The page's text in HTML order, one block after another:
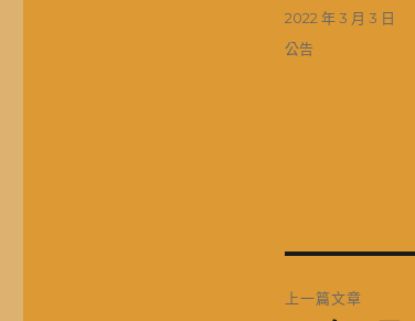
發
佈
2022 年 3 月 3 日
分
公告
上一篇文章